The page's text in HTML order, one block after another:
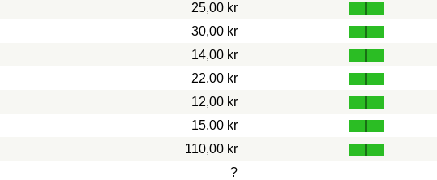
25,00 kr
30,00 kr
14,00 kr
22,00 kr
12,00 kr
15,00 kr
110,00 kr
?